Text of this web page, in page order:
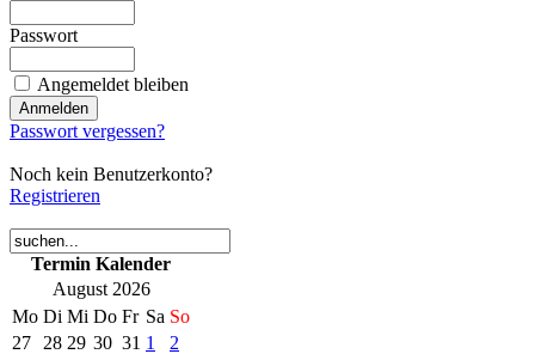
Passwort
Angemeldet bleiben
Passwort vergessen?
Noch kein Benutzerkonto?
Registrieren
Termin Kalender
August 2026
Mo Di Mi Do Fr Sa So
27
28 29 30 31 1
2